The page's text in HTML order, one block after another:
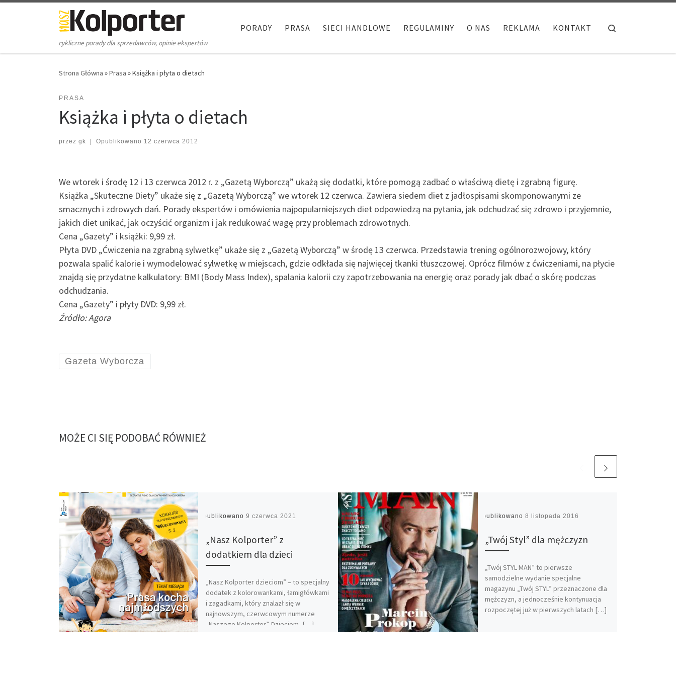
Skip to content
cykliczne porady dla sprzedawców, opinie ekspertów
PORADY PRASA SIECI HANDLOWE REGULAMINY O NAS REKLAMA KONTAKT
Strona Główna »Prasa »Książka i płyta o dietach
PRASA
Książka i płyta o dietach
przez gk Opublikowano 12 czerwca 2012
We wtorek i środę 12 i 13 czerwca 2012 r. z „Gazetą Wyborczą” ukażą się dodatki, które pomogą zadbać o właściwą dietę i zgrabną figurę.
Książka „Skuteczne Diety” ukaże się z „Gazetą Wyborczą” we wtorek 12 czerwca. Zawiera siedem diet z jadłospisami skomponowanymi ze
smacznych i zdrowych dań. Porady ekspertów i omówienia najpopularniejszych diet odpowiedzą na pytania, jak odchudzać się zdrowo i przyjemnie,
jakich diet unikać, jak oczyścić organizm i jak redukować wagę przy problemach zdrowotnych.
Cena „Gazety” i książki: 9,99 zł.
Płyta DVD „Ćwiczenia na zgrabną sylwetkę” ukaże się z „Gazetą Wyborczą” w środę 13 czerwca. Przedstawia trening ogólnorozwojowy, który
pozwala spalić kalorie i wymodelować sylwetkę w miejscach, gdzie odkłada się najwięcej tkanki tłuszczowej. Oprócz filmów z ćwiczeniami, na płycie
znajdą się przydatne kalkulatory: BMI (Body Mass Index), spalania kalorii czy zapotrzebowania na energię oraz porady jak dbać o skórę podczas
odchudzania.
Cena „Gazety” i płyty DVD: 9,99 zł.
Źródło: Agora
Gazeta Wyborcza
MOŻE CI SIĘ PODOBAĆ RÓWNIEŻ
Opublikowano 9 czerwca 2021
„Nasz Kolporter” z
dodatkiem dla dzieci
„Nasz Kolporter dzieciom” – to specjalny
dodatek z kolorowankami, łamigłówkami
i zagadkami, który znalazł się w
najnowszym, czerwcowym numerze
„Naszego Kolporter”. Dzieciom, […]
Opublikowano 8 listopada 2016
„Twój Styl” dla mężczyzn
„Twój STYL MAN” to pierwsze
samodzielne wydanie specjalne
magazynu „Twój STYL” przeznaczone dla
mężczyzn, a jednocześnie kontynuacja
rozpoczętej już w pierwszych latach […]